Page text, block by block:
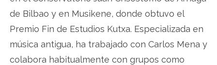
de Bilbao y en Musikene, donde obtuvo el
Premio Fin de Estudios Kutxa. Especializada en
música antigua, ha trabajado con Carlos Mena y
colabora habitualmente con grupos como